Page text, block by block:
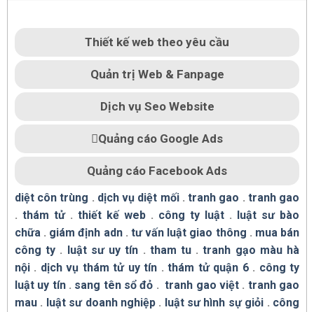
Thiết kế web theo yêu cầu
Quản trị Web & Fanpage
Dịch vụ Seo Website
Quảng cáo Google Ads
Quảng cáo Facebook Ads
diệt côn trùng . dịch vụ diệt mối.tranh gao . tranh gao
. thám tử. thiết kế web . công ty luật . luật sư bào
chữa . giám định adn. tư vấn luật giao thông . mua bán
công ty . luật sư uy tín . tham tu.tranh gạo màu hà
nội . dịch vụ thám tử uy tín .thám tử quận 6. công ty
luật uy tín. sang tên sổ đỏ .tranh gao việt . tranh gao
mau . luật sư doanh nghiệp. luật sư hình sự giỏi . công